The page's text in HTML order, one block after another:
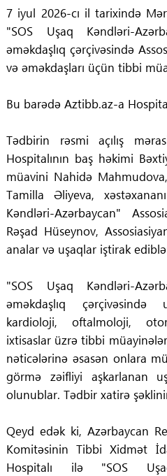
7 iyul 2026-cı il tarixində
"SOS Uşaq Kəndləri-
əməkdaşlıq çərçivəsində
və əməkdaşları üçün tibbi
Bu barədə Aztibb.az-a
Tədbirin rəsmi açılış
Hospitalının baş həkimi
müavini Nahidə
Tamilla Əliyeva,
Kəndləri-Azərbaycan"
Rəşad Hüseynov,
analar və uşaqlar iştirak
"SOS Uşaq Kəndləri-
əməkdaşlıq
kardioloji, oftalmoloji,
ixtisaslar üzrə tibbi
nəticələrinə əsasən onlara
görmə zəifliyi aşkarlanan
olunublar. Tədbir xatirə
Qeyd edək ki, Azərbaycan
Komitəsinin Tibbi Xidmət
Hospitalı ilə "SOS